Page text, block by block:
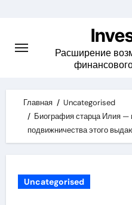
content
Расширение
Главная
Uncategorised
Биография старца Илия —
подвижничества этого
Uncategorised